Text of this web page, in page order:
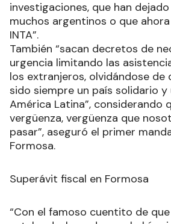
investigaciones, que han
muchos argentinos o que
INTA”.
También “sacan decretos de
urgencia limitando las
los extranjeros, olvidándose de
sido siempre un país solidario y
América Latina”, considerando
vergüenza, vergüenza que
pasar”, aseguró el primer
Formosa.
Superávit fiscal en Formosa
“Con el famoso cuentito de